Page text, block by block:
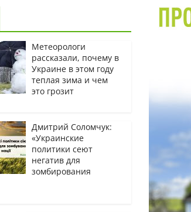
Метеорологи
рассказали, почему в
Украине в этом году
теплая зима и чем
это грозит
Дмитрий Соломчук:
«Украинские
политики сеют
негатив для
зомбирования